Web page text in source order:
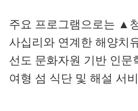
주요 프로그램으로는 ▲
사십리와 연계한 해양치
선도 문화자원 기반 인문
여형 섬 식단 및 해설 서